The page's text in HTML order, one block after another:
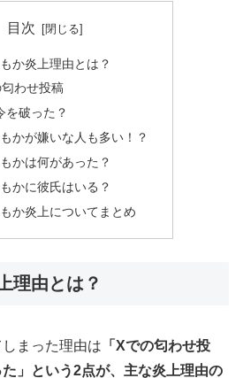
目次
か炎上理由とは？
わせ投稿
を破った？
かが嫌いな人も多い！？
かは何があった？
かに彼氏はいる？
か炎上についてまとめ
理由とは？
まった理由は 「Xでの匂わせ投
」という2点が、主な炎上理由の